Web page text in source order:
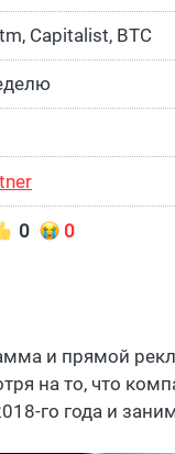
Capitalist, BTC
0 0
и прямой
на то, что
го года и